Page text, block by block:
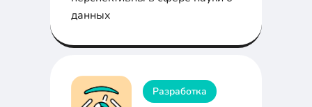
данных
Разработка